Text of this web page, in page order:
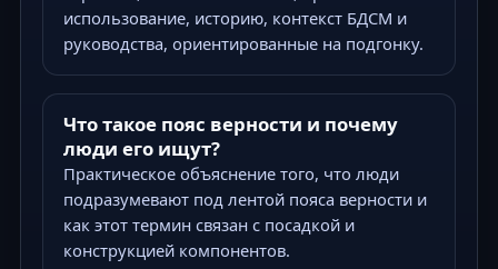
использование, историю, контекст БДСМ и
руководства, ориентированные на подгонку.
Что такое пояс верности и почему
люди его ищут?
Практическое объяснение того, что люди
подразумевают под лентой пояса верности и
как этот термин связан с посадкой и
конструкцией компонентов.